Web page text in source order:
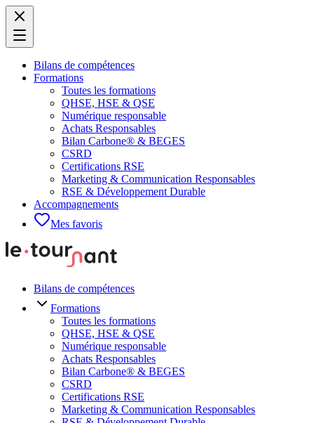
Bilans de compétences
Formations
Toutes les formations
QHSE, HSE & QSE
Numérique responsable
Achats Responsables
Bilan Carbone® & BEGES
CSRD
Certifications RSE
Marketing & Communication Responsables
RSE & Développement Durable
Accompagnements
Mes favoris
Bilans de compétences
Formations
Toutes les formations
QHSE, HSE & QSE
Numérique responsable
Achats Responsables
Bilan Carbone® & BEGES
CSRD
Certifications RSE
Marketing & Communication Responsables